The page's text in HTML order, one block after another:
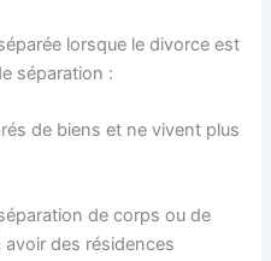
lorsque le divorce est
séparation :
de biens et ne vivent plus
de corps ou de
des résidences